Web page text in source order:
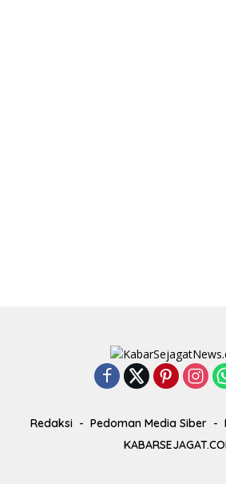
Redaksi Pedoman Media Siber